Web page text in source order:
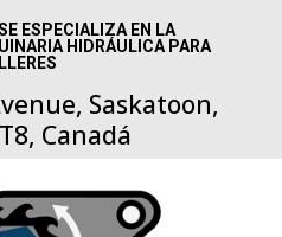
ESPECIALIZA EN LA
HIDRÁULICA PARA
Saskatoon,
Canadá